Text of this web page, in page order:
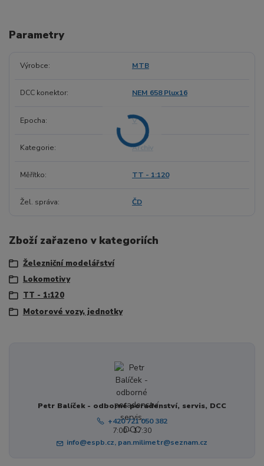
Parametry
Výrobce MTB
DCC konektor NEM 658 Plux16
Epocha V
Kategorie Archiv
Měřítko TT - 1:120
Žel. správa ČD
Zboží zařazeno v kategoriích
Železniční modelářství
Lokomotivy
TT - 1:120
Motorové vozy, jednotky
Petr Balíček - odborné poradenství, servis, DCC
+420 721 050 382
7:00 - 17:30
info@espb.cz, pan.milimetr@seznam.cz